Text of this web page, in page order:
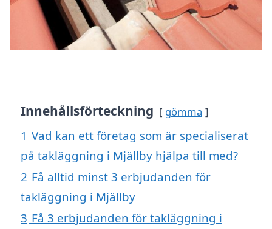
Innehållsförteckning gömma
1 Vad kan ett företag som är specialiserat
på takläggning i Mjällby hjälpa till med?
2 Få alltid minst 3 erbjudanden för
takläggning i Mjällby
3 Få 3 erbjudanden för takläggning i